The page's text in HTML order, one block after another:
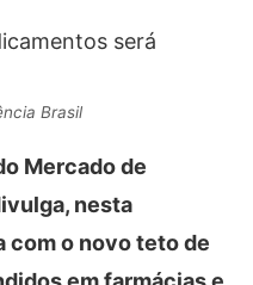
Brasil
Mercado de
nesta
com o novo teto de